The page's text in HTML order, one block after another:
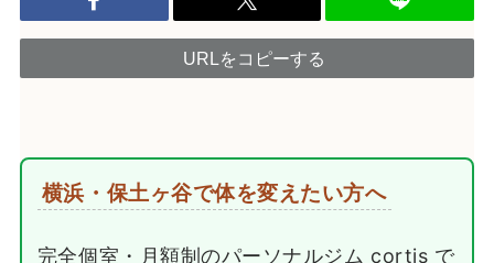
URLをコピーする
横浜・保土ヶ谷で体を変えたい方へ
完全個室・月額制のパーソナルジム cortis で